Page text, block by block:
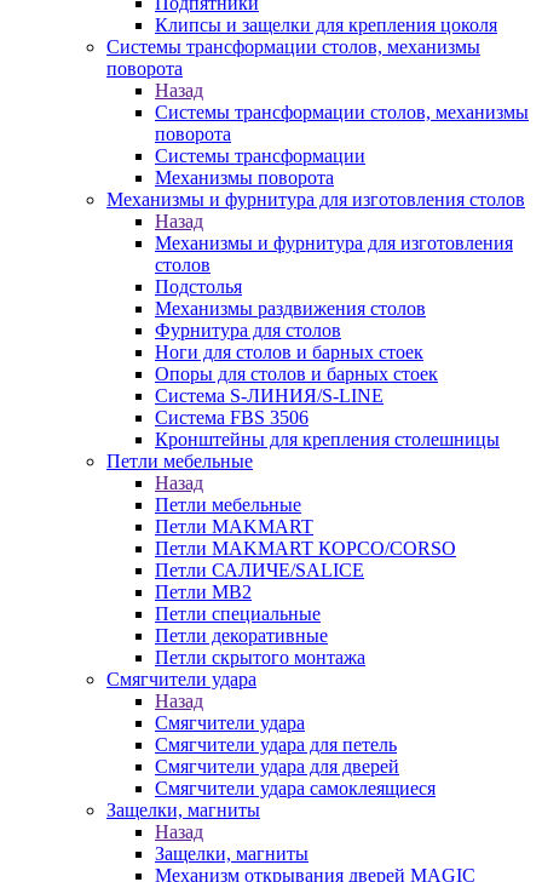
Клипсы и защелки для крепления цоколя
Системы трансформации столов, механизмы
поворота
Назад
Системы трансформации столов, механизмы
поворота
Системы трансформации
Механизмы поворота
Механизмы и фурнитура для изготовления столов
Назад
Механизмы и фурнитура для изготовления
столов
Подстолья
Механизмы раздвижения столов
Фурнитура для столов
Ноги для столов и барных стоек
Опоры для столов и барных стоек
Система S-ЛИНИЯ/S-LINE
Система FBS 3506
Кронштейны для крепления столешницы
Петли мебельные
Назад
Петли мебельные
Петли MAKMART
Петли MAKMART КОРСО/CORSO
Петли САЛИЧЕ/SALICE
Петли MB2
Петли специальные
Петли декоративные
Петли скрытого монтажа
Смягчители удара
Назад
Смягчители удара
Смягчители удара для петель
Смягчители удара для дверей
Cмягчители удара самоклеящиеся
Защелки, магниты
Назад
Защелки, магниты
Механизм открывания дверей MAGIC